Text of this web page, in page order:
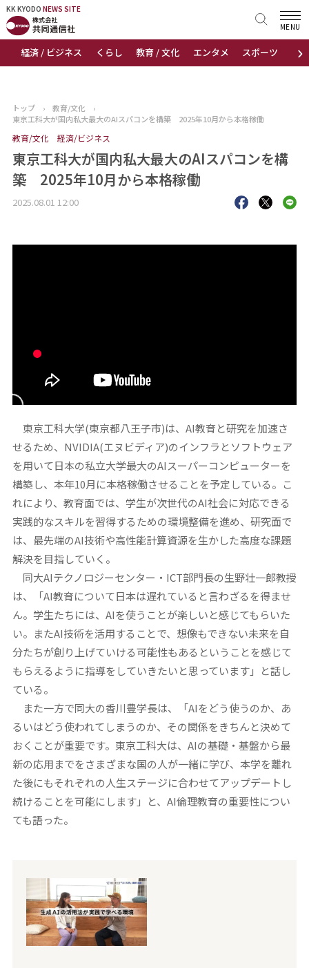
KK KYODO NEWS SITE
›
経済 / ビジネス くらし 教育 / 文化 エンタメ スポーツ 地域
MENU
KK KYODONEWS SITE
トップページ
ニュース
おすすめコンテンツ
出版物
トップ › 教育/文化
›
東京工科大が国内私大最大のAIスパコンを構築 2025年10月から本格稼働
教育/文化 経済/ビジネス
東京工科大が国内私大最大のAIスパコンを構
築 2025年10月から本格稼働
2025.08.01 12:00
東京工科大学(東京都八王子市)は、AI教育と研究を加速さ
せるため、NVIDIA(エヌビディア)のインフラとソフトウェア
を用いて日本の私立大学最大のAIスーパーコンピューターを
構築し、本年10月に本格稼働させることを予定している。こ
れにより、教育面では、学生が次世代のAI社会に対応できる
実践的なスキルを習得するための環境整備を進め、研究面で
は、最先端のAI技術や高性能計算資源を生かした高度な課題
解決を目指していく。
同大AIテクノロジーセンター・ICT部門長の生野壮一郎教授
は、「AI教育について日本は遅れていると言わざるを得ませ
ん。学生たちには、AIを使うことが楽しいと感じてもらいた
い。またAI技術を活用することで、想像もできない未来を自
分たちが創り上げていける可能性もあるということを感じて
もらえるように指導をしていきたいと思っています」と話し
ている。
また一方で同大の香川豊学長は、「AIをどう使うのか、あ
るいはどう使われてしまうのか、その関係をきちんと決めて
おくことが重要です。東京工科大は、AIの基礎・基盤から最
新の応用までをさまざまな国の人が⼀緒に学び、本学を離れ
た後にもそれぞれの人生ステージに合わせてアップデートし
続けることを可能にします」と、AI倫理教育の重要性につい
ても語った。